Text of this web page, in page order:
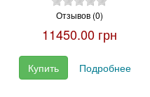
Отзывов (0)
11450.00 грн
Купить Подробнее